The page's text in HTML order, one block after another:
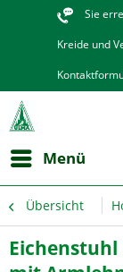
Sie
Kreide und
Menü
Übersicht
Eichenstuhl